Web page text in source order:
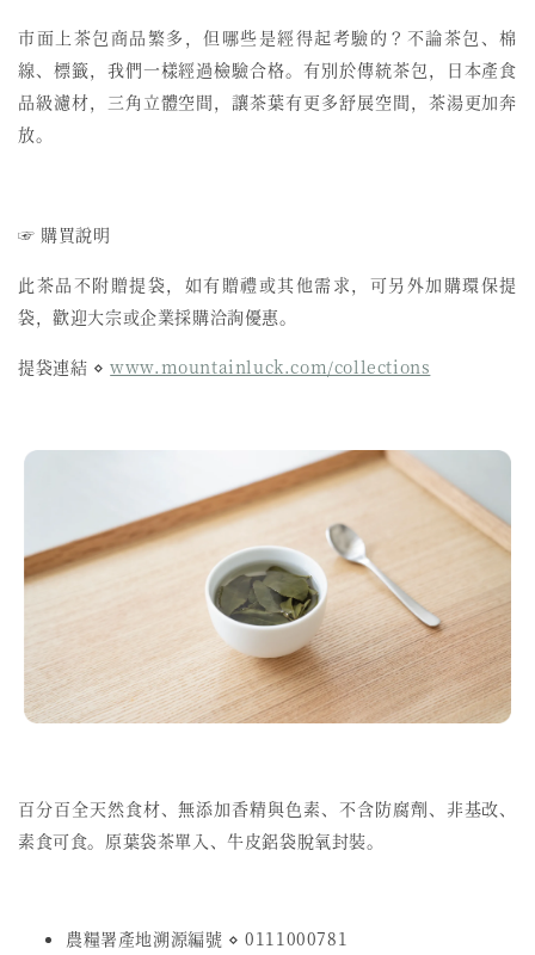
市面上茶包商品繁多，但哪些是經得起考驗的？不論茶包、棉
線、標籤，我們一樣經過檢驗合格。有別於傳統茶包，日本產食
品級濾材，三角立體空間，讓茶葉有更多舒展空間，茶湯更加奔
放。
☞ 購買說明
此茶品不附贈提袋，如有贈禮或其他需求，可另外加購環保提
袋，歡迎大宗或企業採購洽詢優惠。
提袋連結 ⋄www.mountainluck.com/collections
百分百全天然食材、無添加香精與色素、不含防腐劑、非基改、
素食可食。原葉袋茶單入、牛皮鋁袋脫氧封裝。
農糧署產地溯源編號 ⋄ 0111000781